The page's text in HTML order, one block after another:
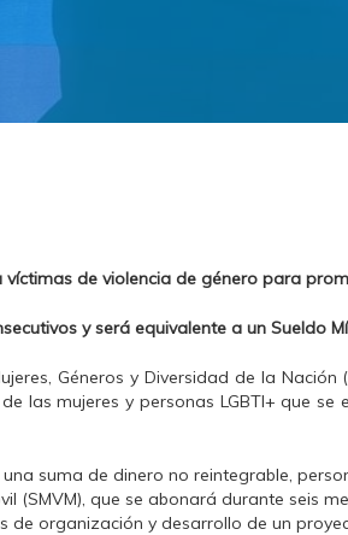
víctimas de violencia de género para
y será equivalente a un Sueldo
Géneros y Diversidad de la
las mujeres y personas LGBTI+ que se
suma de dinero no reintegrable,
(SMVM), que se abonará durante seis
de organización y desarrollo de un